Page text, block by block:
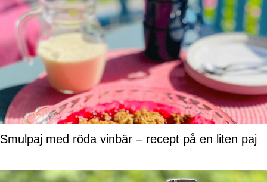
Smulpaj med röda vinbär – recept på en liten paj